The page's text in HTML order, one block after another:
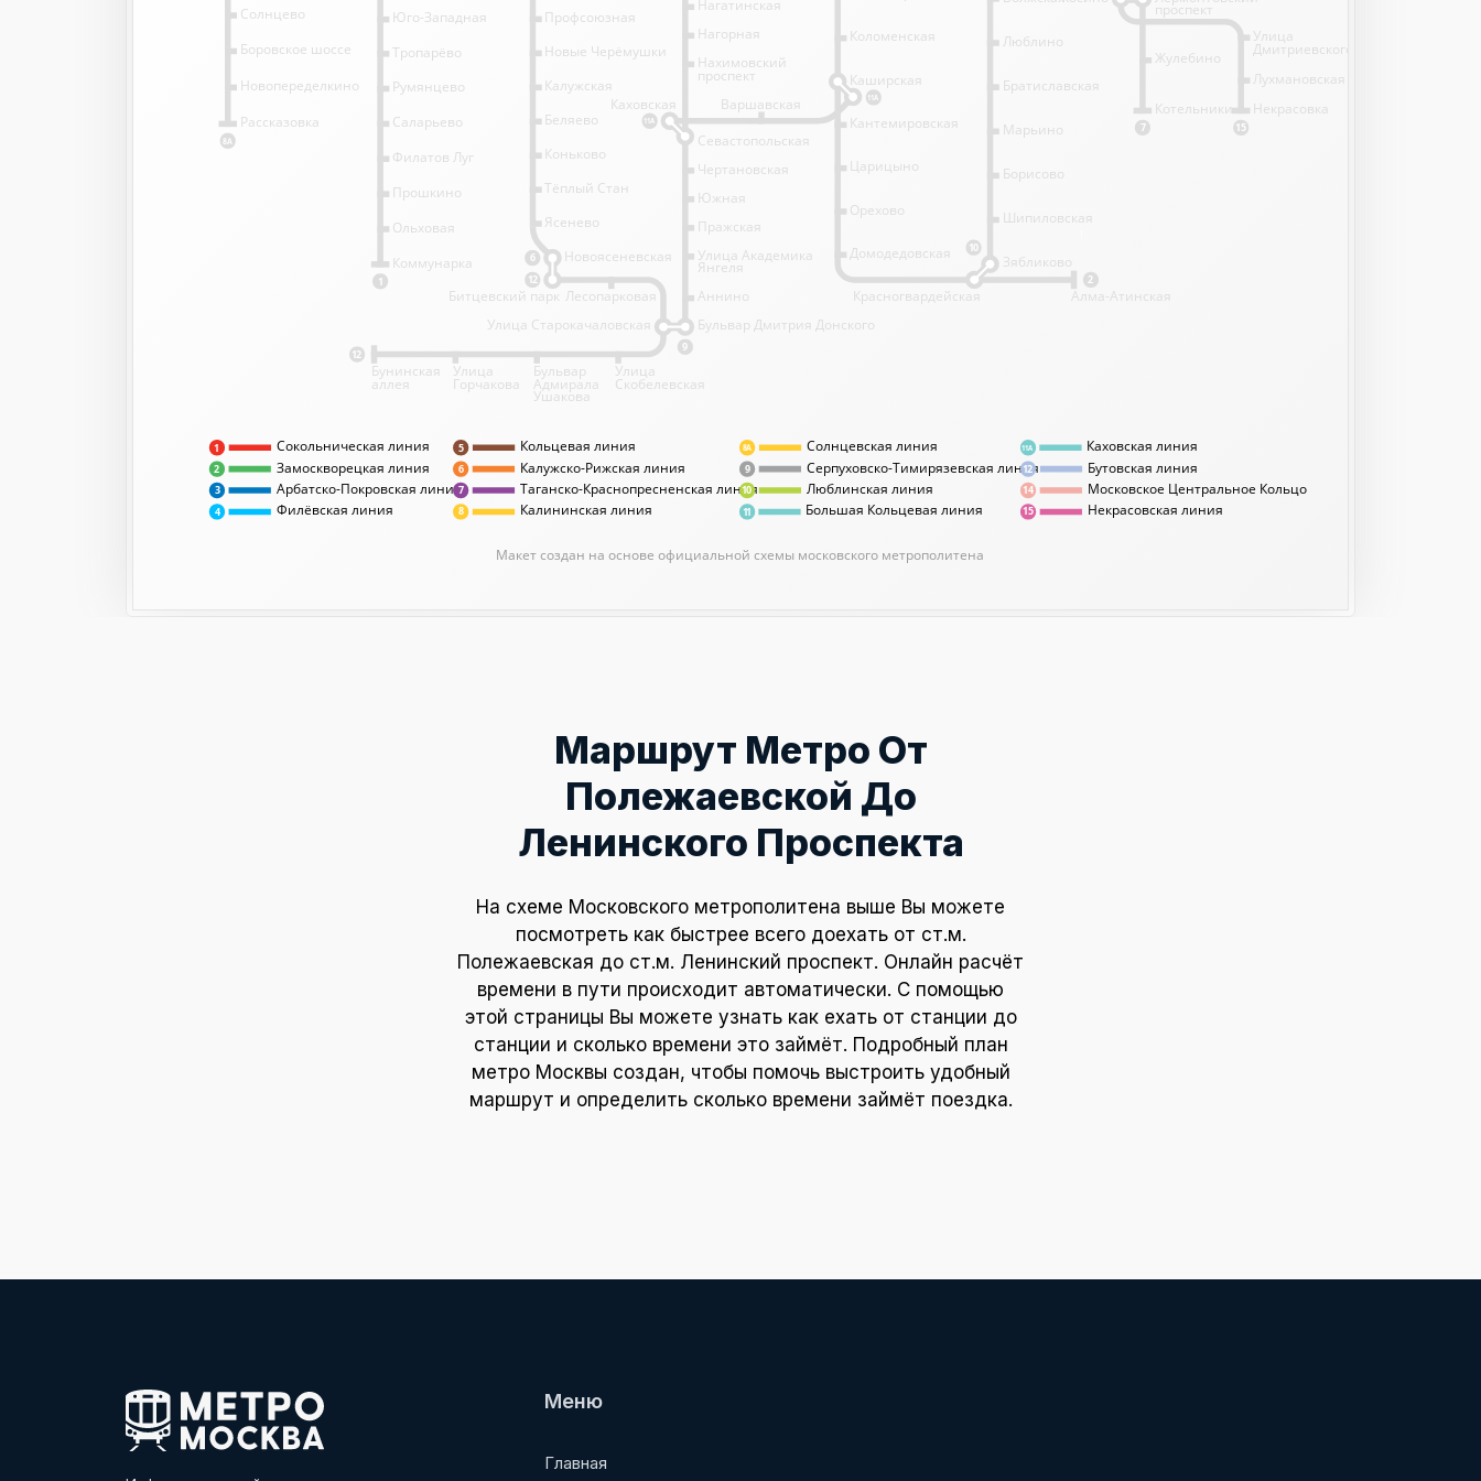
Сокольническая линия
Замоскворецкая линия
Арбатско-Покровская линия
Филёвская линия
Кольцевая линия
Калужско-Рижская линия
Таганско-Краснопресненская линия
Калининская линия
Солнцевская линия
Серпуховско-Тимирязевская линия
Люблинская линия
Каховская линия
Бутовская линия
Московское Центральное Кольцо
Макет создан на основе официальной схемы московского метрополитена
2
3
11А
Большая Кольцевая линия
8
9
10
7
6 12
8А
11
14
5
4
1
15 Некрасовская линия
7
2
10
11А
11А
9
6
12
12
1
8А
15
Профсоюзная
Новые Черёмушки
Калужская
Беляево
Коньково
Тёплый Стан
Ясенево
Новоясеневская
Нагатинская
Нагорная
Нахимовский
проспект
Севастопольская
Чертановская
Южная
Пражская
Улица Академика
Янгеля
проспект
Жулебино
Котельники
Люблино
Братиславская
Марьино
Борисово
Шипиловская
Зябликово
Коломенская
Каширская
Кантемировская
Царицыно
Орехово
Домодедовская
Красногвардейская Алма-Атинская
Аннино
Бульвар Дмитрия Донского
Саларьево
Румянцево
Тропарёво
Юго-Западная
Варшавская
Битцевский парк Лесопарковая
Улица Старокачаловская
Улица
Скобелевская
Бульвар
Адмирала
Ушакова
Улица
Горчакова
Бунинская
аллея
Каховская
Рассказовка
Новопеределкино
Боровское шоссе
Солнцево
Улица
Дмитриевского
Лухмановская
Некрасовка
Филатов Луг
Прошкино
Ольховая
Коммунарка
Маршрут Метро От
Полежаевской До
Ленинского Проспекта
На схеме Московского метрополитена выше Вы можете
посмотреть как быстрее всего доехать от ст.м.
Полежаевская до ст.м. Ленинский проспект. Онлайн расчёт
времени в пути происходит автоматически. С помощью
этой страницы Вы можете узнать как ехать от станции до
станции и сколько времени это займёт. Подробный план
метро Москвы создан, чтобы помочь выстроить удобный
маршрут и определить сколько времени займёт поездка.
Меню
Главная